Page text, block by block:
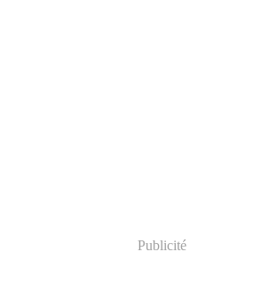
Publicité